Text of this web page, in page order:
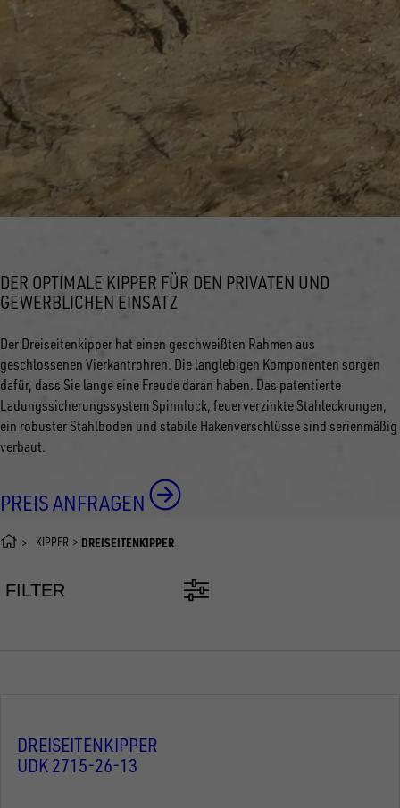
DER OPTIMALE KIPPER FÜR DEN PRIVATEN UND
GEWERBLICHEN EINSATZ
Der Dreiseitenkipper hat einen geschweißten Rahmen aus
geschlossenen Vierkantrohren. Die langlebigen Komponenten sorgen
dafür, dass Sie lange eine Freude daran haben. Das patentierte
Ladungssicherungssystem Spinnlock, feuerverzinkte Stahleckrungen,
ein robuster Stahlboden und stabile Hakenverschlüsse sind serienmäßig
verbaut.
PREIS ANFRAGEN
KIPPER DREISEITENKIPPER
FILTER
DREISEITENKIPPER
UDK 2715-26-13